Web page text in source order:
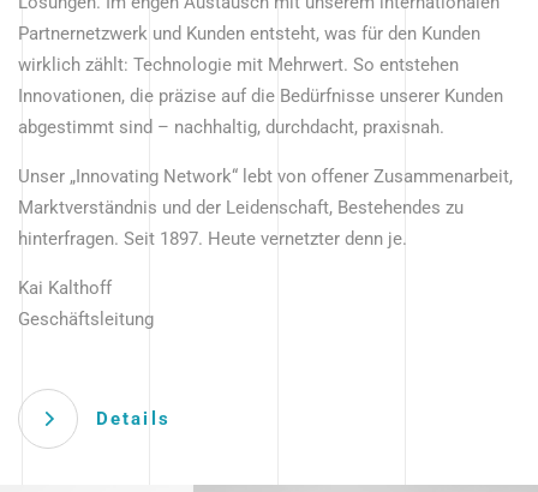
Partnernetzwerk und Kunden entsteht, was für den Kunden
wirklich zählt: Technologie mit Mehrwert. So entstehen
Innovationen, die präzise auf die Bedürfnisse unserer Kunden
abgestimmt sind – nachhaltig, durchdacht, praxisnah.
Unser „Innovating Network“ lebt von offener Zusammenarbeit,
Marktverständnis und der Leidenschaft, Bestehendes zu
hinterfragen. Seit 1897. Heute vernetzter denn je.
Kai Kalthoff
Geschäftsleitung
Details